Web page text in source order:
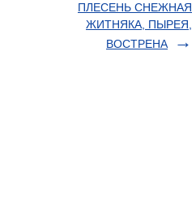
ПЛЕСЕНЬ СНЕЖНАЯ
ЖИТНЯКА, ПЫРЕЯ,
ВОСТРЕНА